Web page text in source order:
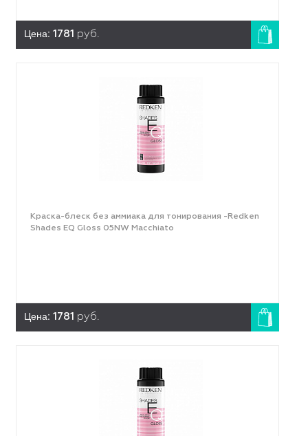
Цена: 1781 руб.
Краска-блеск без аммиака для тонирования -Redken
Shades EQ Gloss 05NW Macchiato
Цена: 1781 руб.